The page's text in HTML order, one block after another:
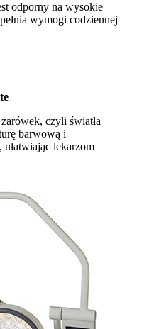
odporny na wysokie
wymogi codziennej
czyli światła
barwową i
lekarzom